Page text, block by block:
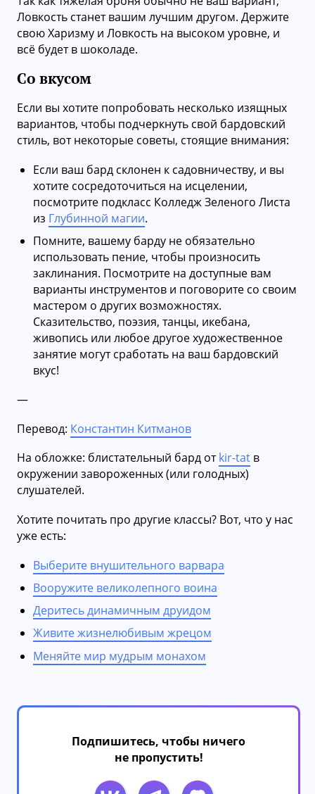
Ловкость станет вашим лучшим другом. Держите
свою Харизму и Ловкость на высоком уровне, и
всё будет в шоколаде.
Со вкусом
Если вы хотите попробовать несколько изящных
вариантов, чтобы подчеркнуть свой бардовский
стиль, вот некоторые советы, стоящие внимания:
Если ваш бард склонен к садовничеству, и вы
хотите сосредоточиться на исцелении,
посмотрите подкласс Колледж Зеленого Листа
из Глубинной магии.
Помните, вашему барду не обязательно
использовать пение, чтобы произносить
заклинания. Посмотрите на доступные вам
варианты инструментов и поговорите со своим
мастером о других возможностях.
Сказительство, поэзия, танцы, икебана,
живопись или любое другое художественное
занятие могут сработать на ваш бардовский
вкус!
—
Перевод: Константин Китманов
На обложке: блистательный бард отkir-tat в
окружении завороженных (или голодных)
слушателей.
Хотите почитать про другие классы? Вот, что у нас
уже есть:
Выберите внушительного варвара
Вооружите великолепного воина
Деритесь динамичным друидом
Живите жизнелюбивым жрецом
Меняйте мир мудрым монахом
Подпишитесь, чтобы ничего
не пропустить!